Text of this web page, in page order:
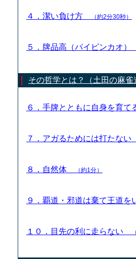
４．潔い負け方 （約2分30秒）
５．牌品高（パイピンカオ）
その哲学とは？（土田の麻雀
６．手牌とともに自身を育
７．アガるためには打たない
８．自然体 （約1分）
９．覇道・邪道は棄て王道
１０．目先の利に走らない